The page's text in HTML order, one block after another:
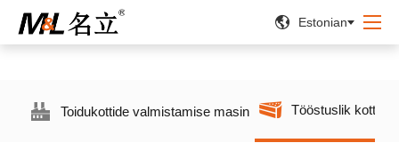
 Estonian
Toidukottide valmistamise masin Tööstuslik kottide